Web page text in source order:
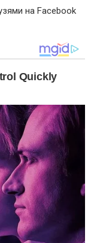
на Facebook